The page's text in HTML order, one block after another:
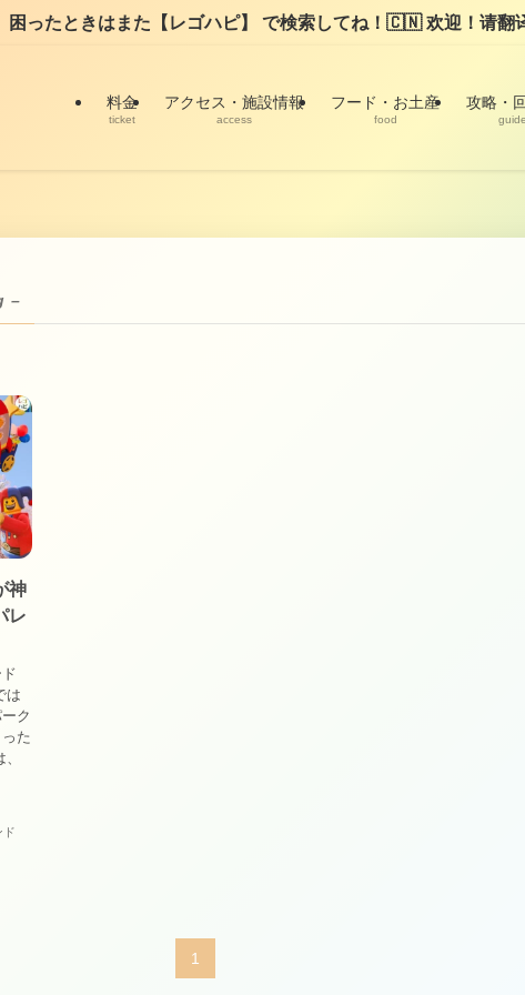
ときはまた【レゴハピ】 で検索してね！🇨🇳 欢迎！请翻译阅读
料金
ticket
アクセス・施設情報
access
フード・お土産
food
攻略・
guide
–
神
レ
は
ク
た
ド
1